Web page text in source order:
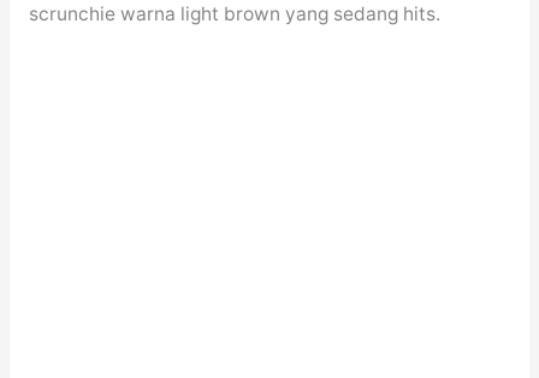
scrunchie warna light brown yang sedang hits.